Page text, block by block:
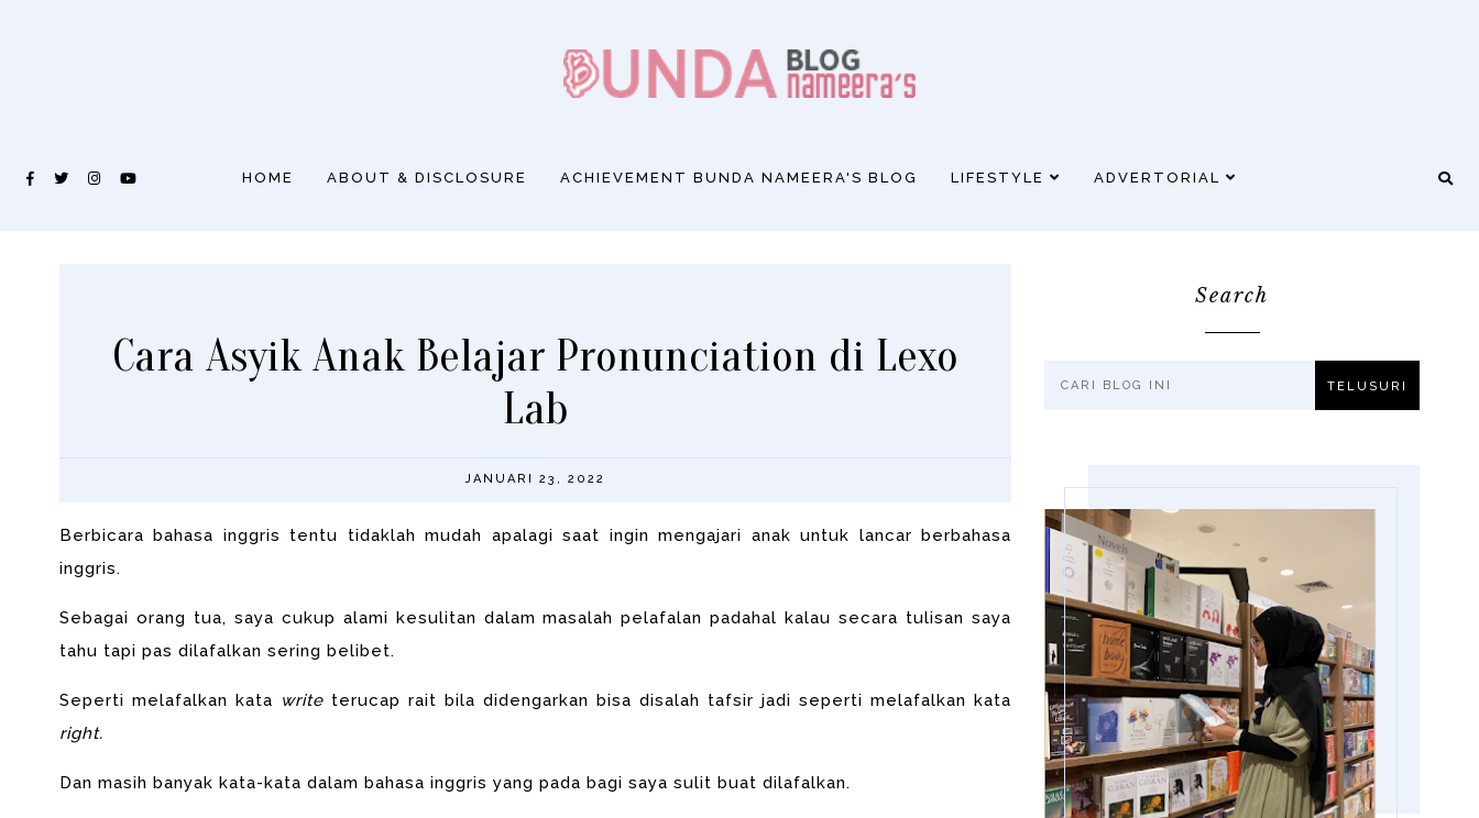
HOME ABOUT & DISCLOSURE ACHIEVEMENT BUNDA NAMEERA'S BLOG LIFESTYLE ADVERTORIAL
JANUARI 23, 2022
Cara Asyik Anak Belajar Pronunciation di Lexo
Lab
Berbicara bahasa inggris tentu tidaklah mudah apalagi saat ingin mengajari anak untuk lancar berbahasa
inggris.
Sebagai orang tua, saya cukup alami kesulitan dalam masalah pelafalan padahal kalau secara tulisan saya
tahu tapi pas dilafalkan sering belibet.
Seperti melafalkan kata write terucap rait bila didengarkan bisa disalah tafsir jadi seperti melafalkan kata
right.
Dan masih banyak kata-kata dalam bahasa inggris yang pada bagi saya sulit buat dilafalkan.
Search